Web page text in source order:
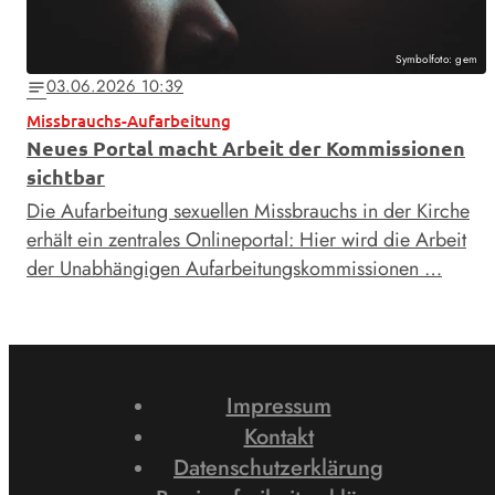
Symbolfoto: gem
notes03.06.2026 10:39
Missbrauchs-Aufarbeitung
Neues Portal macht Arbeit der Kommissionen
sichtbar
Die Aufarbeitung sexuellen Missbrauchs in der Kirche
erhält ein zentrales Onlineportal: Hier wird die Arbeit
der Unabhängigen Aufarbeitungskommissionen …
Impressum
Kontakt
Datenschutzerklärung